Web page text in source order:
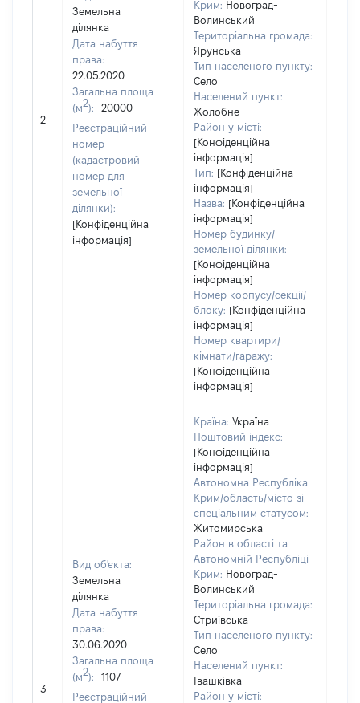
2
Земельна
ділянка
Дата набуття
права:
22.05.2020
Загальна площа
(м2):
20000
Реєстраційний
номер
(кадастровий
номер для
земельної
ділянки):
[Конфіденційна
інформація]
Крим: Новоград-
Волинський
Територіальна громада:
Ярунська
Тип населеного пункту:
Село
Населений пункт:
Жолобне
Район у місті:
[Конфіденційна
інформація]
Тип: [Конфіденційна
інформація]
Назва: [Конфіденційна
інформація]
Номер будинку/
земельної ділянки:
[Конфіденційна
інформація]
Номер корпусу/секції/
блоку: [Конфіденційна
інформація]
Номер квартири/
кімнати/гаражу:
[Конфіденційна
інформація]
3
Вид об'єкта:
Земельна
ділянка
Дата набуття
права:
30.06.2020
Загальна площа
(м2):
1107
Реєстраційний
Країна: Україна
Поштовий індекс:
[Конфіденційна
інформація]
Автономна Республіка
Крим/область/місто зі
спеціальним статусом:
Житомирська
Район в області та
Автономній Республіці
Крим: Новоград-
Волинський
Територіальна громада:
Стриївська
Тип населеного пункту:
Село
Населений пункт:
Івашківка
Район у місті: